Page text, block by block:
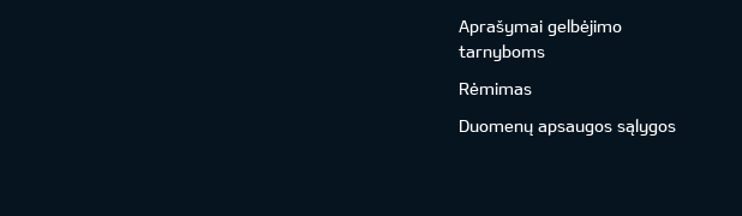
Aprašymai gelbėjimo
tarnyboms
Rėmimas
Duomenų apsaugos sąlygos